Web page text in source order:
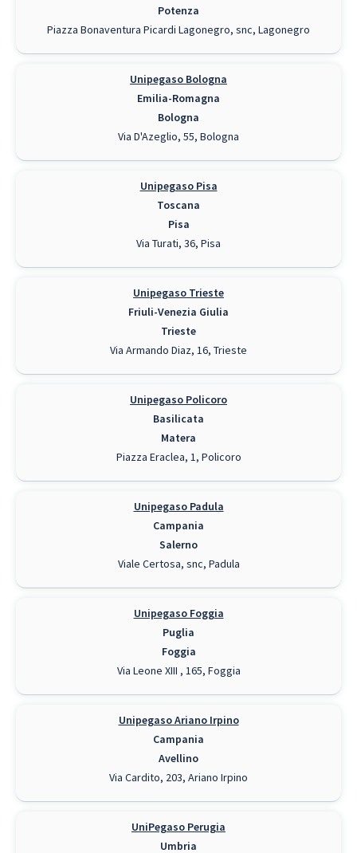
Potenza
Piazza Bonaventura Picardi Lagonegro, snc, Lagonegro
Unipegaso Bologna
Emilia-Romagna
Bologna
Via D'Azeglio, 55, Bologna
Unipegaso Pisa
Toscana
Pisa
Via Turati, 36, Pisa
Unipegaso Trieste
Friuli-Venezia Giulia
Trieste
Via Armando Diaz, 16, Trieste
Unipegaso Policoro
Basilicata
Matera
Piazza Eraclea, 1, Policoro
Unipegaso Padula
Campania
Salerno
Viale Certosa, snc, Padula
Unipegaso Foggia
Puglia
Foggia
Via Leone XIII , 165, Foggia
Unipegaso Ariano Irpino
Campania
Avellino
Via Cardito, 203, Ariano Irpino
UniPegaso Perugia
Umbria